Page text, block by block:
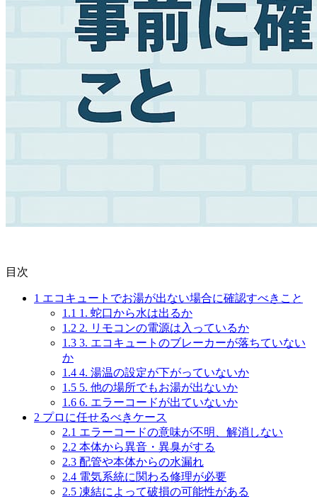
目次
1 エコキュートでお湯が出ない場合に確認すべきこと
1.1 1. 蛇口から水は出るか
1.2 2. リモコンの電源は入っているか
1.3 3. エコキュートのブレーカーが落ちていない
か
1.4 4. 湯温の設定が下がっていないか
1.5 5. 他の場所でもお湯が出ないか
1.6 6. エラーコードが出ていないか
2 プロに任せるべきケース
2.1 エラーコードの意味が不明、解消しない
2.2 本体から異音・異臭がする
2.3 配管や本体からの水漏れ
2.4 電気系統に関わる修理が必要
2.5 凍結によって破損の可能性がある